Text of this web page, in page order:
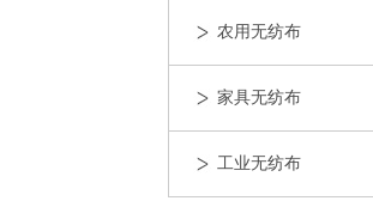
农用无纺布
家具无纺布
工业无纺布